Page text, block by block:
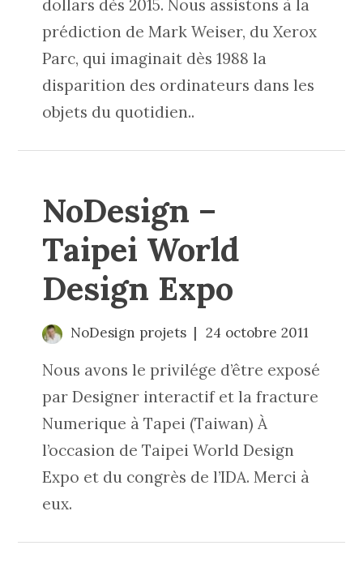
dollars dès 2015. Nous assistons à la
prédiction de Mark Weiser, du Xerox
Parc, qui imaginait dès 1988 la
disparition des ordinateurs dans les
objets du quotidien..
NoDesign –
Taipei World
Design Expo
NoDesign projets 24 octobre 2011
Nous avons le privilége d’être exposé
par Designer interactif et la fracture
Numerique à Tapei (Taiwan) À
l’occasion de Taipei World Design
Expo et du congrès de l’IDA. Merci à
eux.